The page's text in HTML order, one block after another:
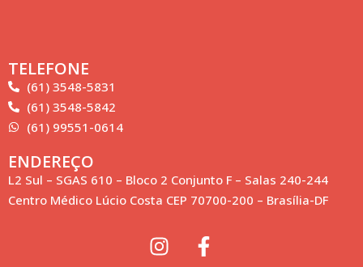
TELEFONE
(61) 3548-5831
(61) 3548-5842
(61) 99551-0614
ENDEREÇO
L2 Sul – SGAS 610 – Bloco 2 Conjunto F – Salas 240-244
Centro Médico Lúcio Costa CEP 70700-200 – Brasília-DF